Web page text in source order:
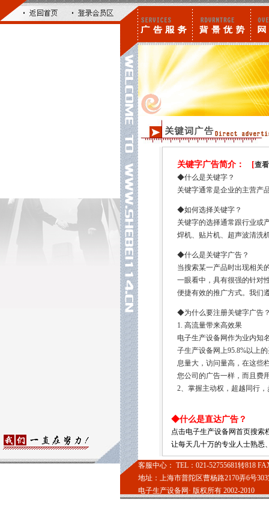
◆什么是直达广告？
点击电子生产设备网首页搜索
让每天几十万的专业人士熟悉
客服中心： TEL：021-52755681转818
地址：上海市普陀区曹杨路2170弄6号303
电子生产设备网· 版权所有 2002-2010